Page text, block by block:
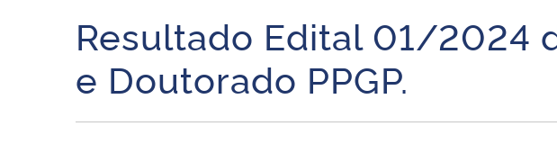
Secretaria de Governo
Gabinete de Segurança
Institucional
Advocacia-Geral da
Início do conteúdo
Resultado Edital 01/2024
e Doutorado PPGP.